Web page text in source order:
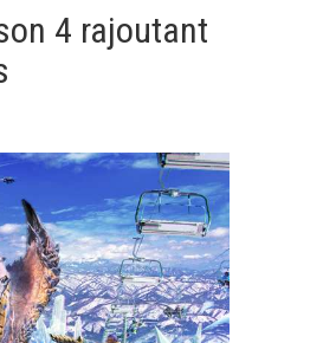
4 rajoutant